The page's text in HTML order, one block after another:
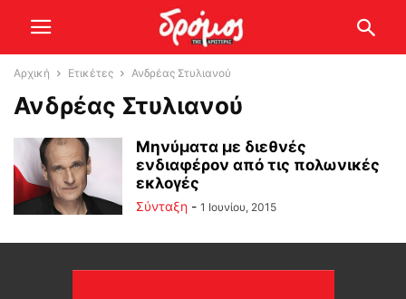
Αρχική Ετικέτες Ανδρέας Στυλιανού
Ανδρέας Στυλιανού
Μηνύματα με διεθνές
ενδιαφέρον από τις πολωνικές
εκλογές
Σύνταξη - 1 Ιουνίου, 2015